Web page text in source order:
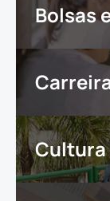
Bolsas
Cultura